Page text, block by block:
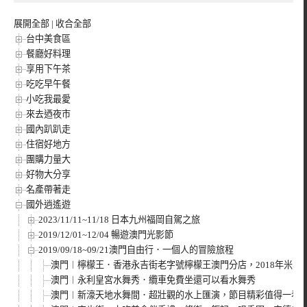
展開全部 | 收合全部
台中美食區
餐廳好料理
享用下午茶
吃吃早午餐
小吃我最愛
來去迺夜市
國內趴趴走
住宿好地方
團購力量大
好物大分享
名產帶著走
國外逍遙遊
2023/11/11~11/18 日本九州福岡自駕之旅
2019/12/01~12/04 暢遊澳門光影節
2019/09/18~09/21澳門自由行．一個人的冒險旅程
澳門︱檸檬王．香港永吉街老字號檸檬王澳門分店，2018年米其
澳門︱永利皇宮水舞秀．纜車免費坐還可以看水舞秀
澳門︱新濠天地水舞間．超壯觀的水上匯演，節目精彩值得一看